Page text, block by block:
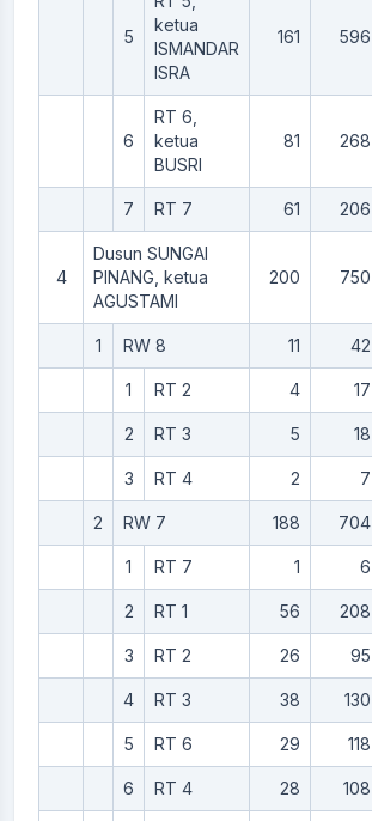
5
ketua
ISMANDAR
ISRA
161 596
6
RT 6,
ketua
BUSRI
81 268
7 RT 7 61 206
4
Dusun SUNGAI
PINANG, ketua
AGUSTAMI
200 750
1 RW 8 11 42
1 RT 2 4 17
2 RT 3 5 18
3 RT 4 2 7
2 RW 7 188 704
1 RT 7 1 6
2 RT 1 56 208
3 RT 2 26 95
4 RT 3 38 130
5 RT 6 29 118
6 RT 4 28 108